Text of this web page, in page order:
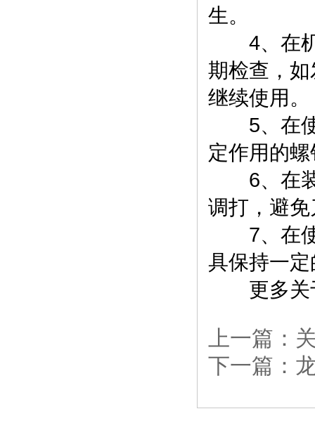
生。
4、在机
期检查，
继续使用。
5、在使
定作用的
6、在装
调打，避
7、在使
具保持一
更多关
上一篇：
下一篇：